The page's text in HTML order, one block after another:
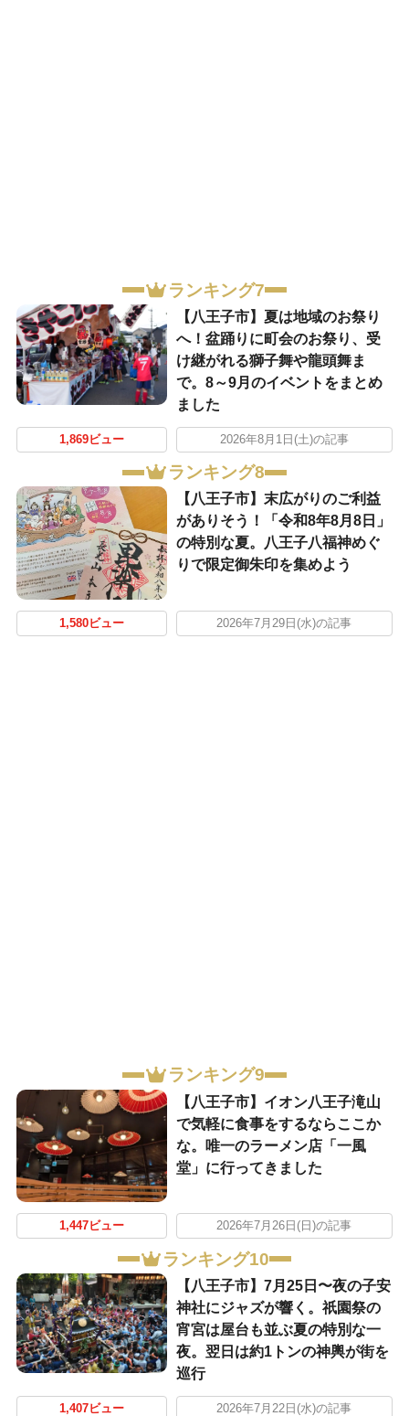
ランキング7
【八王子市】夏は地域のお祭り
へ！盆踊りに町会のお祭り、受
け継がれる獅子舞や龍頭舞ま
で。8～9月のイベントをまとめ
ました
1,869ビュー 2026年8月1日(土)の記事
ランキング8
【八王子市】末広がりのご利益
がありそう！「令和8年8月8日」
の特別な夏。八王子八福神めぐ
りで限定御朱印を集めよう
1,580ビュー 2026年7月29日(水)の記事
ランキング9
【八王子市】イオン八王子滝山
で気軽に食事をするならここか
な。唯一のラーメン店「一風
堂」に行ってきました
1,447ビュー 2026年7月26日(日)の記事
ランキング10
【八王子市】7月25日〜夜の子安
神社にジャズが響く。祇園祭の
宵宮は屋台も並ぶ夏の特別な一
夜。翌日は約1トンの神輿が街を
巡行
1,407ビュー 2026年7月22日(水)の記事